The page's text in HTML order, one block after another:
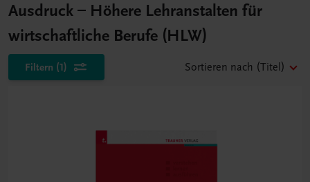
Ausdruck – Höhere Lehranstalten für
wirtschaftliche Berufe (HLW)
Filtern (1) Sortieren nach (Titel)